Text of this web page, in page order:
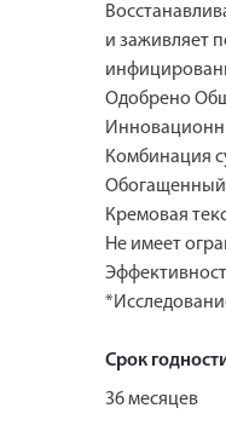
и заживляет
Одобрено
Комбинация
Обогащенный
Кремовая
Не имеет
Срок
36 месяцев